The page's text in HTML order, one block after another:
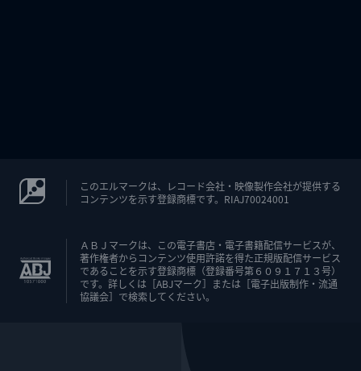
このエルマークは、レコード会社・映像製作会社が提供する
コンテンツを示す登録商標です。RIAJ70024001
ＡＢＪマークは、この電子書店・電子書籍配信サービスが、
著作権者からコンテンツ使用許諾を得た正規版配信サービス
であることを示す登録商標（登録番号第６０９１７１３号）
です。詳しくは［ABJマーク］または［電子出版制作・流通
協議会］で検索してください。